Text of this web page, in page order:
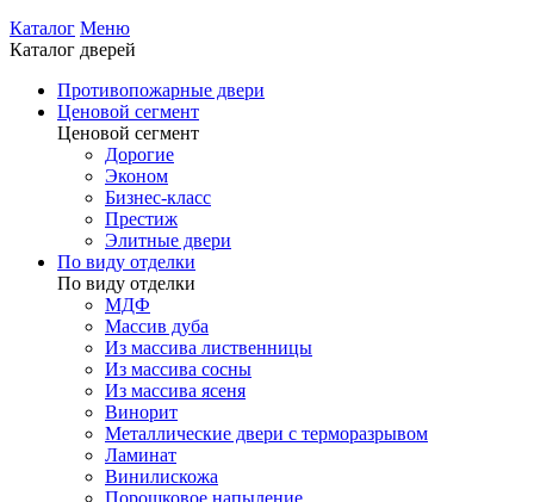
Каталог Меню
Каталог дверей
Противопожарные двери
Ценовой сегмент
Ценовой сегмент
Дорогие
Эконом
Бизнес-класс
Престиж
Элитные двери
По виду отделки
По виду отделки
МДФ
Массив дуба
Из массива лиственницы
Из массива сосны
Из массива ясеня
Винорит
Металлические двери с терморазрывом
Ламинат
Винилискожа